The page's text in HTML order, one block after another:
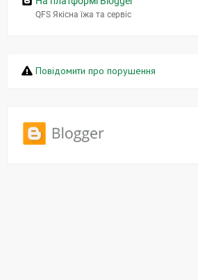
QFS Якісна їжа та сервіс
Повідомити про порушення